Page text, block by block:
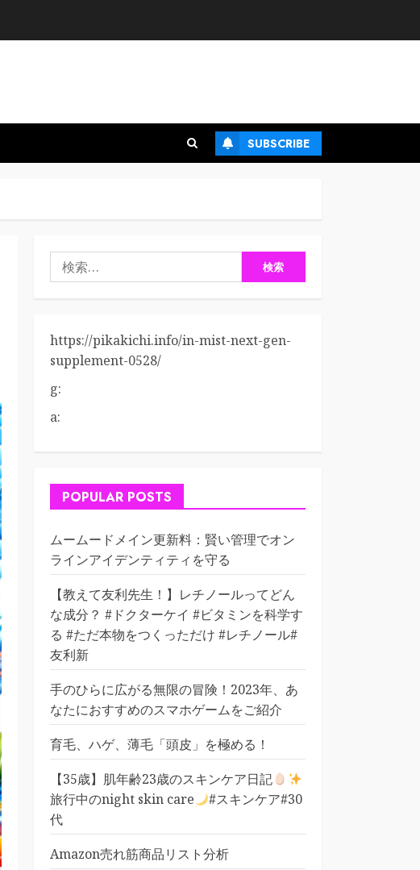
SUBSCRIBE
検
索:
https://pikakichi.info/in-mist-next-gen-
supplement-0528/
g:
a:
POPULAR POSTS
ムームードメイン更新料：賢い管理でオン
ラインアイデンティティを守る
【教えて友利先生！】レチノールってどん
な成分？ #ドクターケイ #ビタミンを科学す
る #ただ本物をつくっただけ #レチノール#
友利新
手のひらに広がる無限の冒険！2023年、あ
なたにおすすめのスマホゲームをご紹介
育毛、ハゲ、薄毛「頭皮」を極める！
【35歳】肌年齢23歳のスキンケア日記
旅行中のnight skin care
#スキンケア#30
代
Amazon売れ筋商品リスト分析